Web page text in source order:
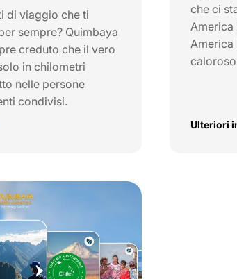
di viaggio che ti
sempre? Quimbaya
creduto che il vero
in chilometri
nelle persone
condivisi.
che ci
America
America
Ulteriori